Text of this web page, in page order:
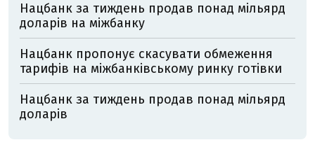
Нацбанк за тиждень продав понад мільярд
доларів на міжбанку
Нацбанк пропонує скасувати обмеження
тарифів на міжбанківському ринку готівки
Нацбанк за тиждень продав понад мільярд
доларів